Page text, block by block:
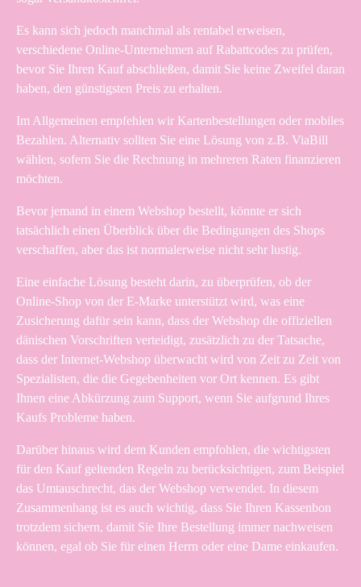
Es kann sich jedoch manchmal als rentabel erweisen,
verschiedene Online-Unternehmen auf Rabattcodes zu prüfen,
bevor Sie Ihren Kauf abschließen, damit Sie keine Zweifel daran
haben, den günstigsten Preis zu erhalten.
Im Allgemeinen empfehlen wir Kartenbestellungen oder mobiles
Bezahlen. Alternativ sollten Sie eine Lösung von z.B. ViaBill
wählen, sofern Sie die Rechnung in mehreren Raten finanzieren
möchten.
Bevor jemand in einem Webshop bestellt, könnte er sich
tatsächlich einen Überblick über die Bedingungen des Shops
verschaffen, aber das ist normalerweise nicht sehr lustig.
Eine einfache Lösung besteht darin, zu überprüfen, ob der
Online-Shop von der E-Marke unterstützt wird, was eine
Zusicherung dafür sein kann, dass der Webshop die offiziellen
dänischen Vorschriften verteidigt, zusätzlich zu der Tatsache,
dass der Internet-Webshop überwacht wird von Zeit zu Zeit von
Spezialisten, die die Gegebenheiten vor Ort kennen. Es gibt
Ihnen eine Abkürzung zum Support, wenn Sie aufgrund Ihres
Kaufs Probleme haben.
Darüber hinaus wird dem Kunden empfohlen, die wichtigsten
für den Kauf geltenden Regeln zu berücksichtigen, zum Beispiel
das Umtauschrecht, das der Webshop verwendet. In diesem
Zusammenhang ist es auch wichtig, dass Sie Ihren Kassenbon
trotzdem sichern, damit Sie Ihre Bestellung immer nachweisen
können, egal ob Sie für einen Herrn oder eine Dame einkaufen.